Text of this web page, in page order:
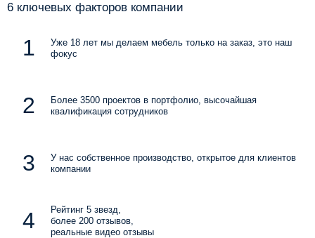
6 ключевых факторов компании
Уже 18 лет мы делаем мебель только на заказ, это наш
фокус
Более 3500 проектов в портфолио, высочайшая
квалификация сотрудников
У нас собственное производство, открытое для клиентов
компании
Рейтинг 5 звезд,
более 200 отзывов,
реальные видео отзывы